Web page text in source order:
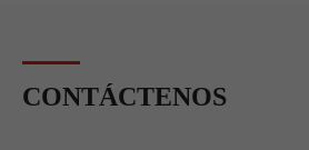
CONTÁCTENOS